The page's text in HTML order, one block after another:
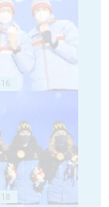
16
18